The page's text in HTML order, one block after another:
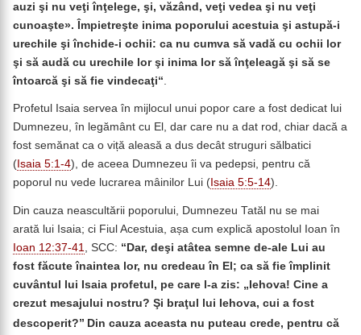
auzi şi nu veţi înţelege, şi, văzând, veţi vedea şi nu veţi
cunoaşte». Împietreşte inima poporului acestuia şi astupă-i
urechile şi închide-i ochii: ca nu cumva să vadă cu ochii lor
şi să audă cu urechile lor şi inima lor să înţeleagă şi să se
întoarcă şi să fie vindecaţi“.
Profetul Isaia servea în mijlocul unui popor care a fost dedicat lui
Dumnezeu, în legământ cu El, dar care nu a dat rod, chiar dacă a
fost semănat ca o viță aleasă a dus decât struguri sălbatici
( Isaia 5:1-4), de aceea Dumnezeu îi va pedepsi, pentru că
poporul nu vede lucrarea mâinilor Lui ( Isaia 5:5-14).
Din cauza neascultării poporului, Dumnezeu Tatăl nu se mai
arată lui Isaia; ci Fiul Acestuia, așa cum explică apostolul Ioan în
Ioan 12:37-41
, SCC: “ Dar, deşi atâtea semne de-ale Lui au
fost făcute înaintea lor, nu credeau în El; ca să fie împlinit
cuvântul lui Isaia profetul, pe care l-a zis: „Iehova! Cine a
crezut mesajului nostru? Şi braţul lui Iehova, cui a fost
descoperit?” Din cauza aceasta nu puteau crede, pentru că